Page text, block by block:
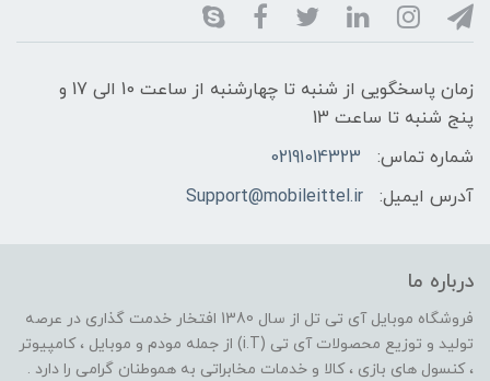
زمان پاسخگویی از شنبه تا چهارشنبه از ساعت 10 الی 17 و
پنج شنبه تا ساعت 13
شماره تماس:
02191014323
آدرس ایمیل:
Support@mobileittel.ir
درباره ما
فروشگاه موبایل آی تی تل از سال 1380 افتخار خدمت گذاری در عرصه
تولید و توزیع محصولات آی تی (i.T) از جمله مودم و موبایل ، کامپیوتر
، کنسول های بازی ، کالا و خدمات مخابراتی به هموطنان گرامی را دارد .